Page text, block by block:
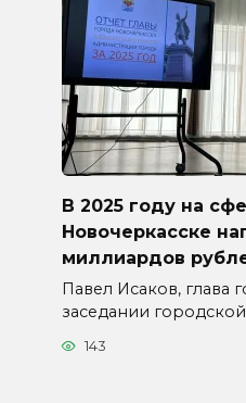
В 2025 году на
Новочеркасске
миллиардов
Павел Исаков, глава
заседании городской
143